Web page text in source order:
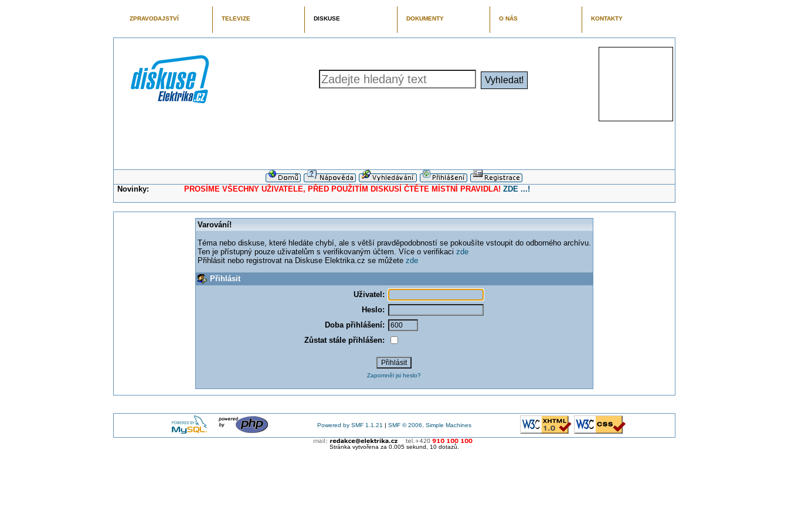
ZPRAVODAJSTVÍ TELEVIZE DISKUSE DOKUMENTY O NÁS KONTAKTY
Novinky: PROSÍME VŠECHNY UŽIVATELE, PŘED POUŽITÍM DISKUSÍ ČTĚTE MÍSTNÍ PRAVIDLA! ZDE ...!
Varování!
Téma nebo diskuse, které hledáte chybí, ale s větší pravděpodobností se pokoušíte vstoupit do odborného archívu.
Ten je přístupný pouze uživatelům s verifikovaným účtem. Více o verifikaci zde
Přihlásit nebo registrovat na Diskuse Elektrika.cz se můžete zde
Přihlásit
Uživatel:
Heslo:
Doba přihlášení:
Zůstat stále přihlášen:
Zapomněl jsi heslo?
Powered by SMF 1.1.21 | SMF © 2006, Simple Machines
Stránka vytvořena za 0.005 sekund, 10 dotazů.